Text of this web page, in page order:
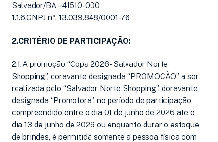
Salvador/BA – 41510-000
1.1.6.CNPJ nº. 13.039.848/0001-76
2.CRITÉRIO DE PARTICIPAÇÃO:
2.1.A promoção “Copa 2026 - Salvador Norte
Shopping”, doravante designada “PROMOÇÃO” a ser
realizada pelo “Salvador Norte Shopping”, doravante
designada “Promotora”, no período de participação
compreendido entre o dia 01 de junho de 2026 até o
dia 13 de junho de 2026 ou enquanto durar o estoque
de brindes, é permitida somente a pessoa física com